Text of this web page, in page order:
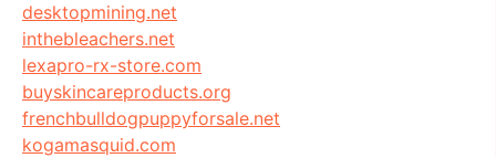
desktopmining.net
inthebleachers.net
lexapro-rx-store.com
buyskincareproducts.org
frenchbulldogpuppyforsale.net
kogamasquid.com